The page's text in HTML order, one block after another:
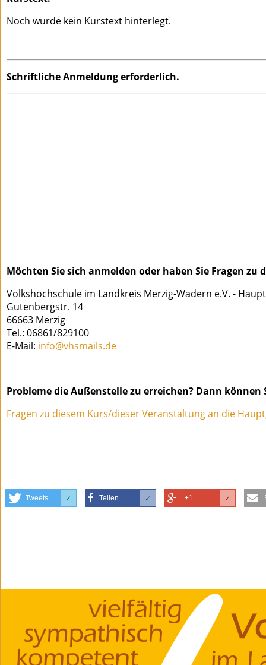
Noch wurde kein Kurstext hinterlegt.
Schriftliche Anmeldung erforderlich.
Möchten Sie sich anmelden oder haben Sie Fragen
Volkshochschule im Landkreis Merzig-Wadern e.V. -
Gutenbergstr. 14
66663 Merzig
Tel.: 06861/829100
E-Mail: info@vhsmails.de
Probleme die Außenstelle zu erreichen? Dann
Fragen zu diesem Kurs/dieser Veranstaltung an die
Tweets ✓ Teilen ✓ +1 ✓